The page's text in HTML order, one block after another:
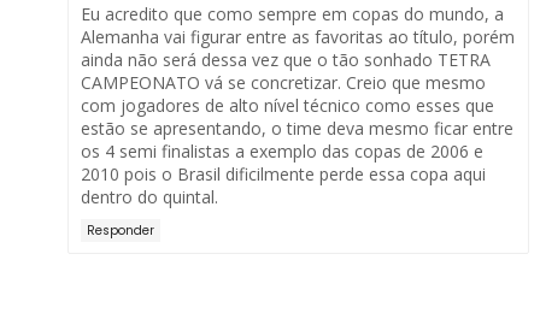
Eu acredito que como sempre em copas do mundo, a
Alemanha vai figurar entre as favoritas ao título, porém
ainda não será dessa vez que o tão sonhado TETRA
CAMPEONATO vá se concretizar. Creio que mesmo
com jogadores de alto nível técnico como esses que
estão se apresentando, o time deva mesmo ficar entre
os 4 semi finalistas a exemplo das copas de 2006 e
2010 pois o Brasil dificilmente perde essa copa aqui
dentro do quintal.
Responder